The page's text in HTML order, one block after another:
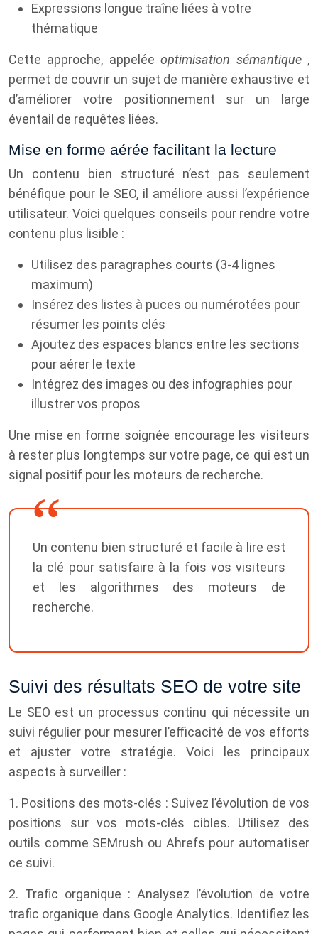
Expressions longue traîne liées à votre
thématique
Cette approche, appeléeoptimisation sémantique ,
permet de couvrir un sujet de manière exhaustive et
d’améliorer votre positionnement sur un large
éventail de requêtes liées.
Mise en forme aérée facilitant la lecture
Un contenu bien structuré n’est pas seulement
bénéfique pour le SEO, il améliore aussi l’expérience
utilisateur. Voici quelques conseils pour rendre votre
contenu plus lisible :
Utilisez des paragraphes courts (3-4 lignes
maximum)
Insérez des listes à puces ou numérotées pour
résumer les points clés
Ajoutez des espaces blancs entre les sections
pour aérer le texte
Intégrez des images ou des infographies pour
illustrer vos propos
Une mise en forme soignée encourage les visiteurs
à rester plus longtemps sur votre page, ce qui est un
signal positif pour les moteurs de recherche.
Un contenu bien structuré et facile à lire est
la clé pour satisfaire à la fois vos visiteurs
et les algorithmes des moteurs de
recherche.
Suivi des résultats SEO de votre site
Le SEO est un processus continu qui nécessite un
suivi régulier pour mesurer l’efficacité de vos efforts
et ajuster votre stratégie. Voici les principaux
aspects à surveiller :
1. Positions des mots-clés : Suivez l’évolution de vos
positions sur vos mots-clés cibles. Utilisez des
outils comme SEMrush ou Ahrefs pour automatiser
ce suivi.
2. Trafic organique : Analysez l’évolution de votre
trafic organique dans Google Analytics. Identifiez les